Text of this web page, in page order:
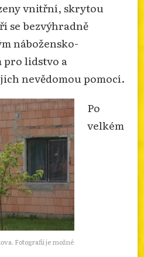
vnitřní, skrytou
se bezvýhradně
nábožensko-
lidstvo a
nevědomou pomocí.
Fotografii je možné
Po
velkém